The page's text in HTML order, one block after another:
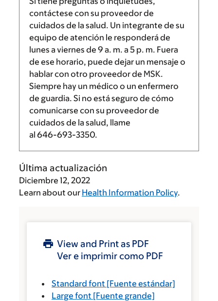
contáctese con su proveedor de
cuidados de la salud. Un integrante de su
equipo de atención le responderá de
lunes a viernes de 9 a. m. a5 p. m. Fuera
de ese horario, puede dejar un mensaje o
hablar con otro proveedor de MSK.
Siempre hay un médico o un enfermero
de guardia. Si no está seguro de cómo
comunicarse con su proveedor de
cuidados de la salud, llame
al 646-693-3350.
Última actualización
Diciembre 12, 2022
Learn about our Health Information Policy.
View and Print as PDF
Ver e imprimir como PDF
Standard font [Fuente estándar]
Large font [Fuente grande]